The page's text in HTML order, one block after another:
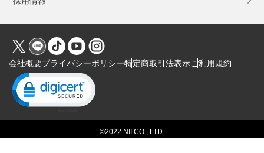
会社概要プライバシーポリシー特定商取引法表示ご利用規約
Click to open certificate verification popup
©2022 NII CO., LTD.